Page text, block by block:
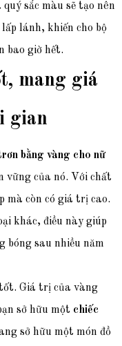
sắc màu sẽ tạo nên
lánh, khiến cho bộ
bao giờ hết.
mang giá
gian
bằng vàng cho nữ
vững của nó. Với chất
mà còn có giá trị cao.
khác, điều này giúp
bóng sau nhiều năm
Giá trị của vàng
sở hữu một chiếc
sở hữu một món đồ